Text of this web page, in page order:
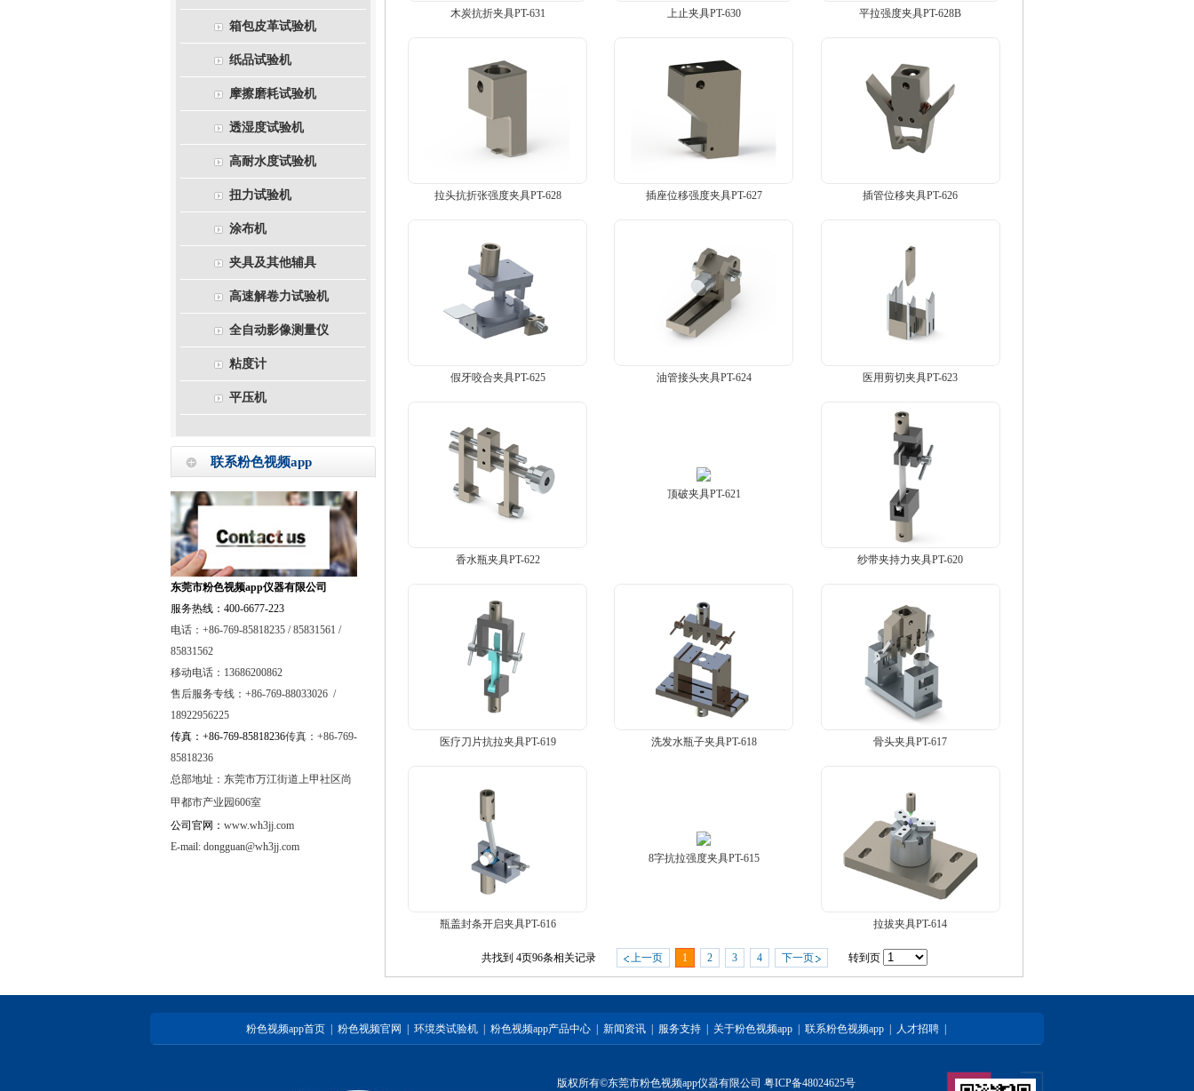
箱包皮革试验机
纸品试验机
摩擦磨耗试验机
透湿度试验机
高耐水度试验机
扭力试验机
涂布机
夹具及其他辅具
高速解卷力试验机
全自动影像测量仪
粘度计
平压机
联系粉色视频app
东莞市粉色视频app仪器有限公司
服务热线：400-6677-223
电话：+86-769-85818235 / 85831561 /
85831562
移动电话：13686200862
售后服务专线：+86-769-88033026 /
18922956225
传真：+86-769-85818236传真：+86-769-
85818236
总部地址： 东莞市万江街道上甲社区尚
甲都市产业园606室
公司官网： www.wh3jj.com
E-mail: dongguan@wh3jj.com
木炭抗折夹具PT-631 上止夹具PT-630 平拉强度夹具PT-628B
拉头抗折张强度夹具PT-628 插座位移强度夹具PT-627 插管位移夹具PT-626
假牙咬合夹具PT-625 油管接头夹具PT-624 医用剪切夹具PT-623
香水瓶夹具PT-622
顶破夹具PT-621
纱带夹持力夹具PT-620
医疗刀片抗拉夹具PT-619 洗发水瓶子夹具PT-618 骨头夹具PT-617
瓶盖封条开启夹具PT-616
8字抗拉强度夹具PT-615
拉拔夹具PT-614
共找到 4页96条相关记录 上一页 1 2 3 4 下一页 转到页
粉色视频app首页| 粉色视频官网 环境类试验机| 粉色视频app产品中心| 新闻资讯| 服务支持| 关于粉色视频app| 联系粉色视频app| 人才招聘|
版权所有©东莞市粉色视频app仪器有限公司 粤ICP备48024625号